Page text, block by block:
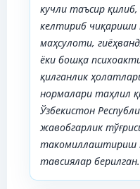
кучли таъсир қилиб,
келтириб чиқариши
маҳсулоти,
ёки бошқа
қилганлик
нормалари таҳлил
Ўзбекистон
жавобгарлик
такомиллаштириш
тавсиялар берилган.